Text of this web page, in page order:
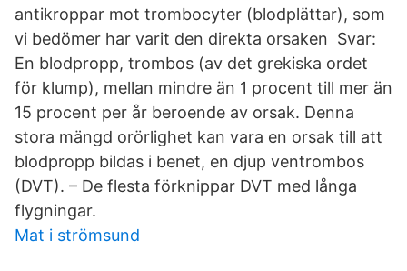
antikroppar mot trombocyter (blodplättar), som
vi bedömer har varit den direkta orsaken Svar:
En blodpropp, trombos (av det grekiska ordet
för klump), mellan mindre än 1 procent till mer än
15 procent per år beroende av orsak. Denna
stora mängd orörlighet kan vara en orsak till att
blodpropp bildas i benet, en djup ventrombos
(DVT). – De flesta förknippar DVT med långa
flygningar.
Mat i strömsund